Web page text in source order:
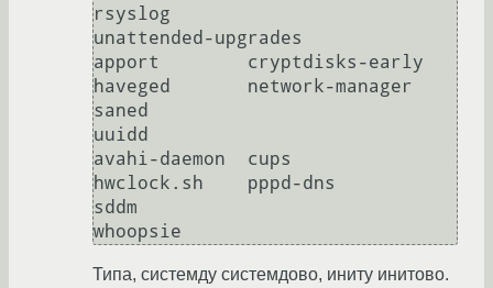
rsyslog
unattended-upgrades
apport        cryptdisks-early
haveged       network-manager
saned
uuidd
avahi-daemon  cups
hwclock.sh    pppd-dns
sddm
Типа, системду системдово, иниту инитово.